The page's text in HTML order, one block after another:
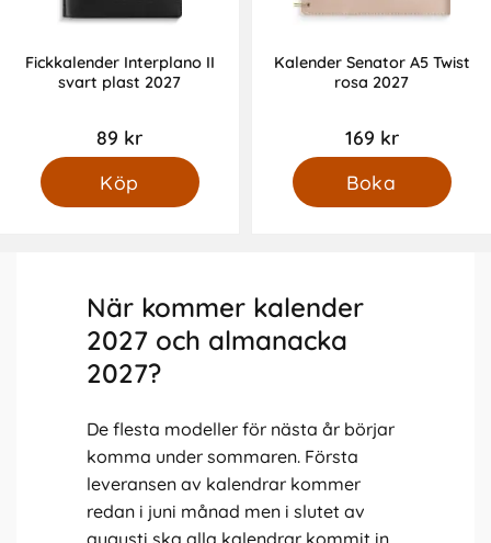
Fickkalender Interplano II
svart plast 2027
89 kr
Köp
Kalender Senator A5 Twist
rosa 2027
169 kr
Boka
När kommer kalender
2027 och almanacka
2027?
De flesta modeller för nästa år börjar
komma under sommaren. Första
leveransen av kalendrar kommer
redan i juni månad men i slutet av